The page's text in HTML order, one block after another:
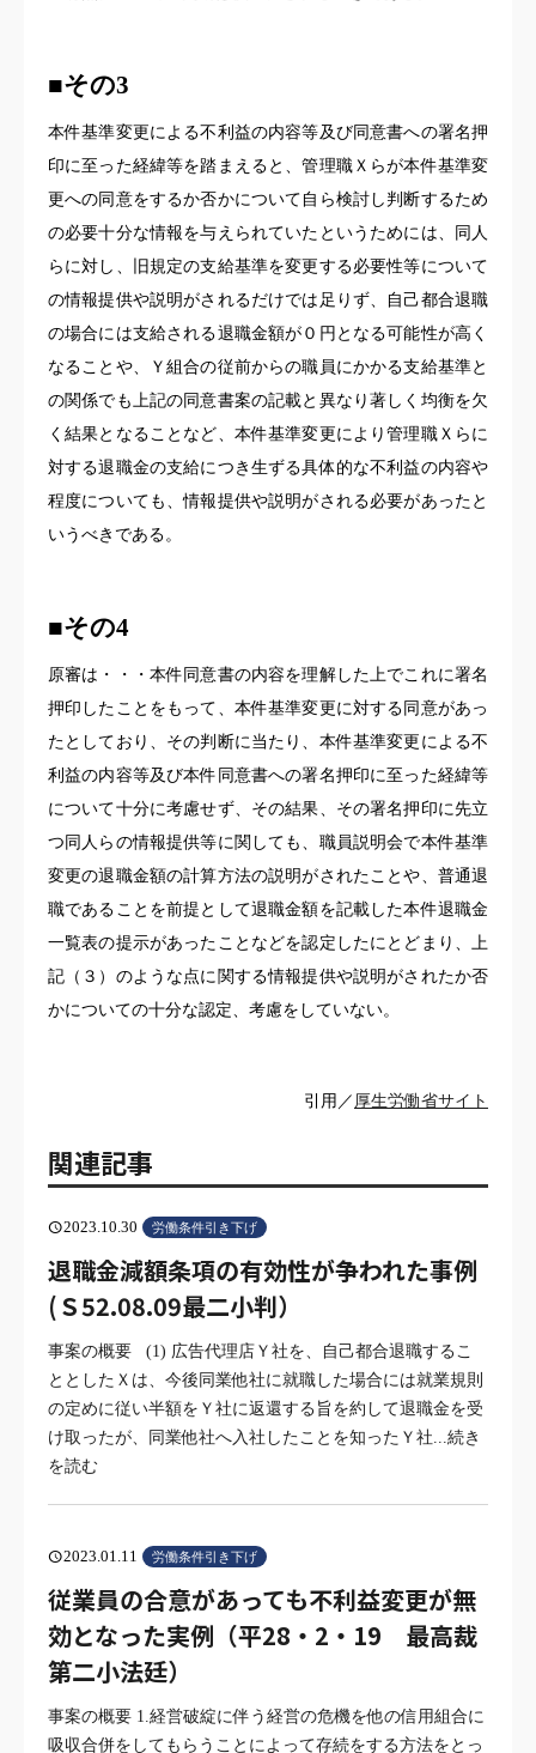
■その3
本件基準変更による不利益の内容等及び同意書への署名押
印に至った経緯等を踏まえると、管理職Ｘらが本件基準変
更への同意をするか否かについて自ら検討し判断するため
の必要十分な情報を与えられていたというためには、同人
らに対し、旧規定の支給基準を変更する必要性等について
の情報提供や説明がされるだけでは足りず、自己都合退職
の場合には支給される退職金額が０円となる可能性が高く
なることや、Ｙ組合の従前からの職員にかかる支給基準と
の関係でも上記の同意書案の記載と異なり著しく均衡を欠
く結果となることなど、本件基準変更により管理職Ｘらに
対する退職金の支給につき生ずる具体的な不利益の内容や
程度についても、情報提供や説明がされる必要があったと
いうべきである。
■その4
原審は・・・本件同意書の内容を理解した上でこれに署名
押印したことをもって、本件基準変更に対する同意があっ
たとしており、その判断に当たり、本件基準変更による不
利益の内容等及び本件同意書への署名押印に至った経緯等
について十分に考慮せず、その結果、その署名押印に先立
つ同人らの情報提供等に関しても、職員説明会で本件基準
変更の退職金額の計算方法の説明がされたことや、普通退
職であることを前提として退職金額を記載した本件退職金
一覧表の提示があったことなどを認定したにとどまり、上
記（３）のような点に関する情報提供や説明がされたか否
かについての十分な認定、考慮をしていない。
引用／ 厚生労働省サイト
関連記事
schedule2023.10.30 労働条件引き下げ
退職金減額条項の有効性が争われた事例
(Ｓ52.08.09最二小判）
事案の概要 (1) 広告代理店Ｙ社を、自己都合退職するこ
ととしたＸは、今後同業他社に就職した場合には就業規則
の定めに従い半額をＹ社に返還する旨を約して退職金を受
け取ったが、同業他社へ入社したことを知ったＹ社...続き
を読む
schedule2023.01.11 労働条件引き下げ
従業員の合意があっても不利益変更が無
効となった実例（平28・2・19 最高裁
第二小法廷）
事案の概要 1.経営破綻に伴う経営の危機を他の信用組合に
吸収合併をしてもらうことによって存続をする方法をとっ